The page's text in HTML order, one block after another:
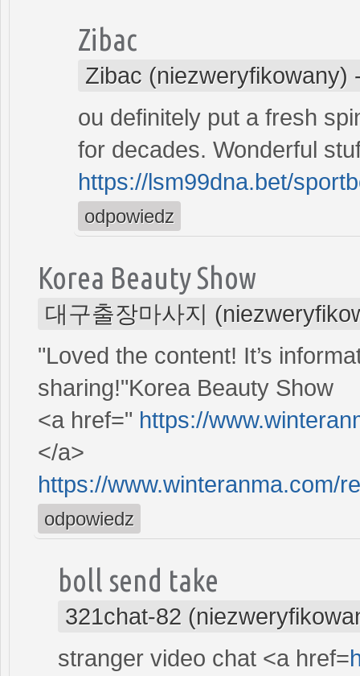
Zibac
Zibac (niezweryfikowany)
ou definitely put a fresh
for decades. Wonderful
https://lsm99dna.bet/
odpowiedz
Korea Beauty Show
대구출장마사지
"Loved the content! It’s
sharing!"Korea Beauty Show
<a href=" https://
</a>
https://www.winteranma.com/
odpowiedz
boll send take
321chat-82
stranger video chat <a href=